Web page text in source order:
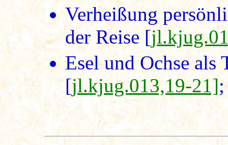
Verheißung
der Reise [
Esel und Ochse als
[jl.kjug.013,19-21];